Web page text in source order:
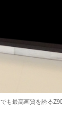
も最高画質を誇る